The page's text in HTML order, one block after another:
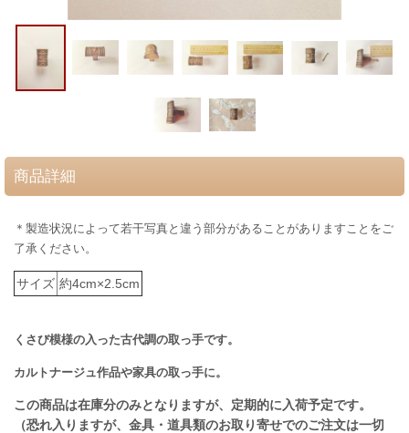
商品詳細
＊製造状況によって若干写真と違う部分があることがありますことをご
了承ください。
サイズ 約4cm×2.5cm
くさび模様の入った古代調の取っ手です。
カルトナージュ作品や家具の取っ手に。
この商品は在庫分のみとなりますが、定期的に入荷予定です。
（恐れ入りますが、金具・道具類のお取り寄せでのご注文は一切